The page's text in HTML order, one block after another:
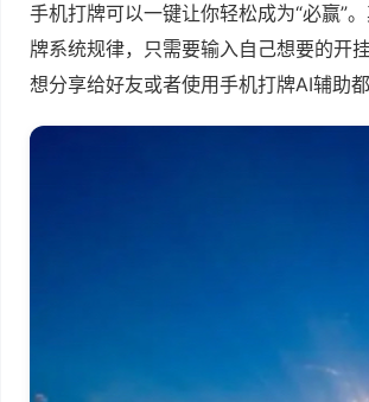
手机打牌可以一键让你轻松成为“必赢”
牌系统规律，只需要输入自己想要的开
想分享给好友或者使用手机打牌AI辅助都